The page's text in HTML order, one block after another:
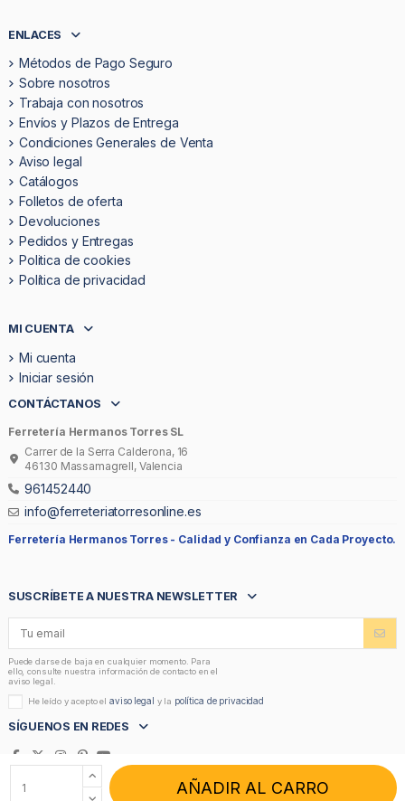
AÑADIR AL CARRO
ENLACES
Métodos de Pago Seguro
Sobre nosotros
Trabaja con nosotros
Envíos y Plazos de Entrega
Condiciones Generales de Venta
Aviso legal
Catálogos
Folletos de oferta
Devoluciones
Pedidos y Entregas
Politica de cookies
Política de privacidad
MI CUENTA
Mi cuenta
Iniciar sesión
CONTÁCTANOS
Ferretería Hermanos Torres SL
Carrer de la Serra Calderona, 16
46130 Massamagrell, Valencia
961452440
info@ferreteriatorresonline.es
Ferretería Hermanos Torres - Calidad y Confianza en Cada Proyecto.
SUSCRÍBETE A NUESTRA NEWSLETTER
Puede darse de baja en cualquier momento. Para
ello, consulte nuestra información de contacto en el
aviso legal.
He leído y acepto elaviso legal y la política de privacidad
SÍGUENOS EN REDES